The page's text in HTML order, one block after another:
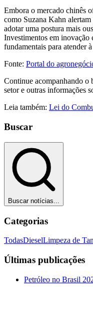
Embora o mercado chinês
como Suzana Kahn
adotar uma postura mais
Investimentos em inovação
fundamentais para atender
Fonte: Portal do
Continue acompanhando o
setor e outras informações
Leia também: Lei do
Buscar
Buscar notícias...
Categorias
TodasDieselLimpeza de
Últimas publicações
Petróleo no Brasil